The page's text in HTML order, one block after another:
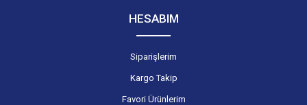
HESABIM
Siparişlerim
Kargo Takip
Favori Ürünlerim